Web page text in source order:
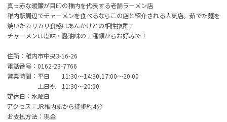
真っ赤な暖簾が目印の稚内を代表する老舗ラーメン店
稚内駅周辺でチャーメンを食べるならこの店と紹介される人気店。茹でた麺を
焼いたカリカリ食感はあんかけとの相性抜群！
チャーメンは塩味・醤油味の二種類からお好みで！
住所：稚内市中央3-16-26
電話番号：0162-23-7766
営業時間：平日 11:30～14:30,17:00～20:00
土日祝 11:30～20:00
定休日：水曜日
アクセス：JR稚内駅から徒歩約4分
お支払方法：現金